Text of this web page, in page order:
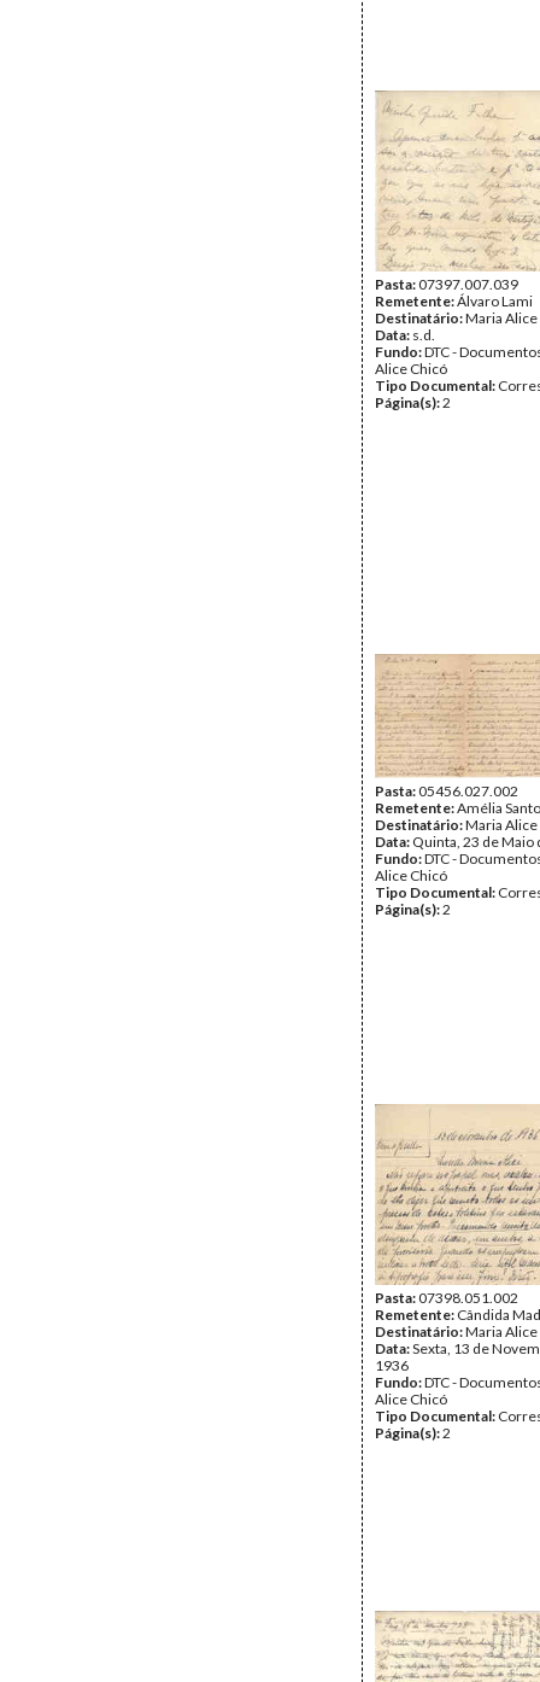
Pasta:07397.007.039
Remetente:Álvaro Lami
Destinatário:Maria Alice
Data: s.d.
Fundo:DTC -
Alice Chicó
Tipo Documental:
Página(s):2
Pasta:05456.027.002
Remetente:Amélia
Destinatário:Maria Alice
Data: Quinta, 23 de Maio
Fundo:DTC -
Alice Chicó
Tipo Documental:
Página(s):2
Pasta:07398.051.002
Remetente: Cândida
Destinatário:Maria Alice
Data:Sexta, 13 de
1936
Fundo:DTC -
Alice Chicó
Tipo Documental:
Página(s):2